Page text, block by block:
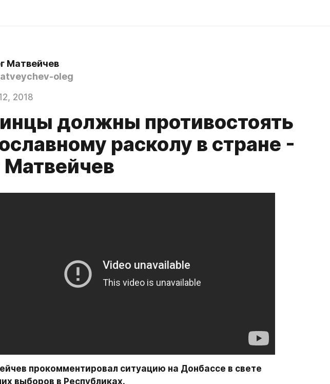
Матвейчев
oleg
2018
должны противостоять
расколу в стране -
Матвейчев
прокомментировал ситуацию на Донбассе в свете
выборов в Республиках.